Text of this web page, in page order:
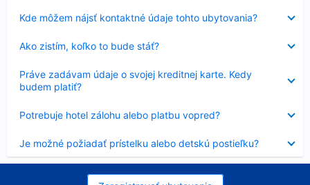
Kde môžem nájsť kontaktné údaje tohto ubytovania?
sa
Ako zistím, koľko to bude stáť?
sa
Práve zadávam údaje o svojej kreditnej karte. Kedy
budem platiť?
sa
Potrebuje hotel zálohu alebo platbu vopred?
sa
Je možné požiadať prístelku alebo detskú postieľku?
sa